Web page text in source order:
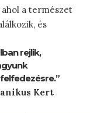
a természet
és
rejlik,
Kert